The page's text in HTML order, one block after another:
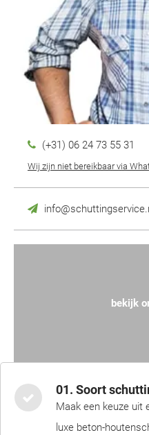
(+31) 06 24 73 55 31
Wij zijn niet bereikbaar via
bekijk
01. Soort
Maak een keuze uit
luxe beton-